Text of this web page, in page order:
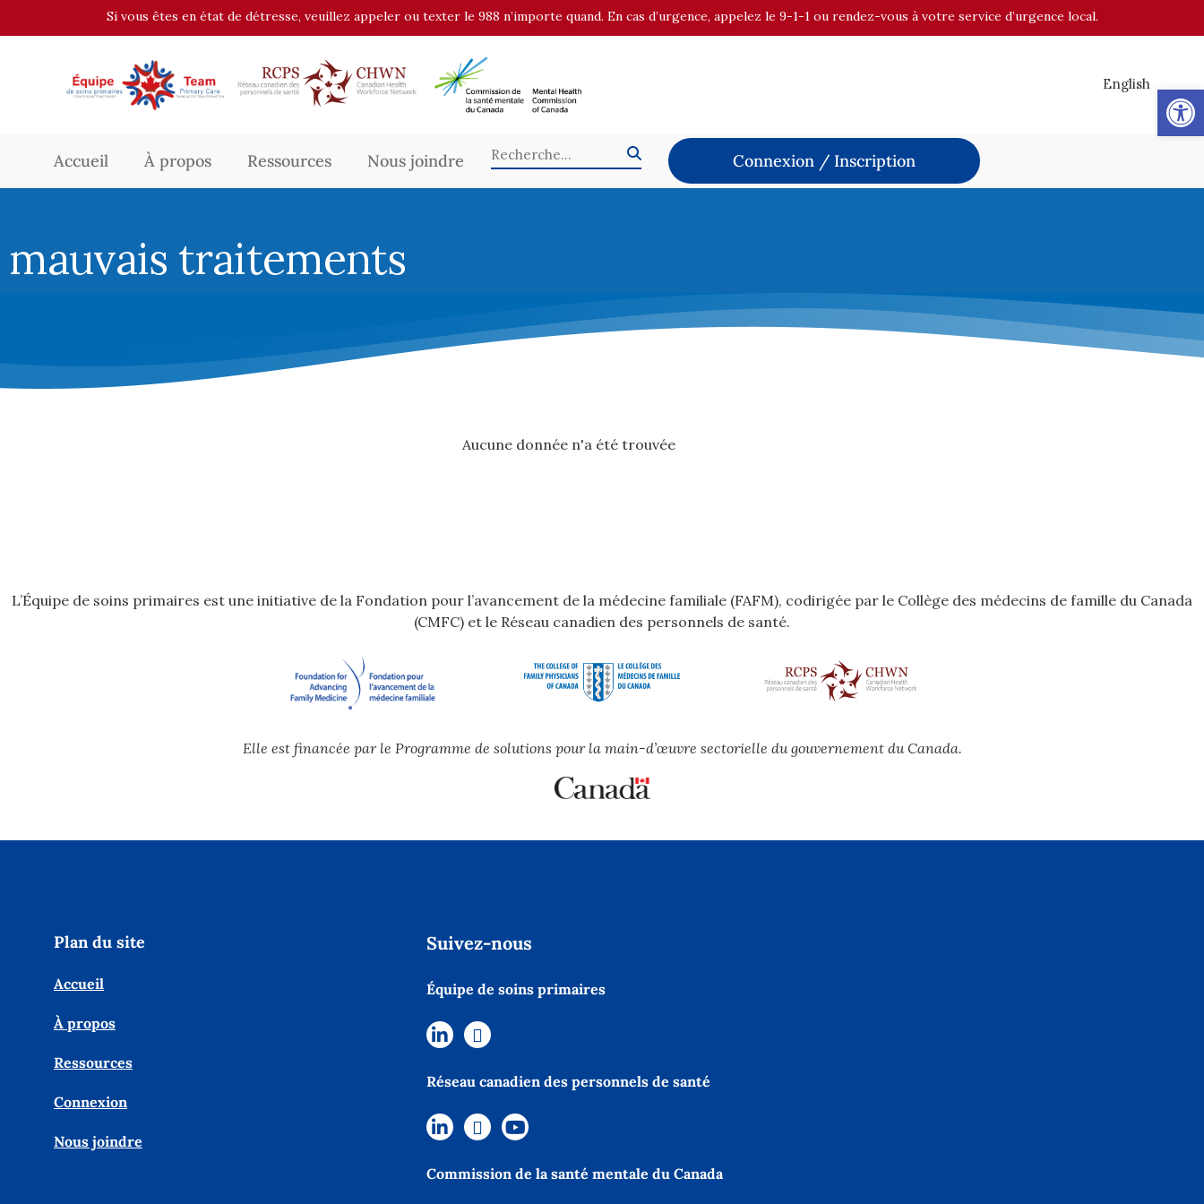
Si vous êtes en état de détresse, veuillez appeler ou texter le 988 n’importe quand. En cas d’urgence, appelez le 9-1-1 ou rendez-vous à votre service d’urgence local.
English
Accueil À propos Ressources Nous joindre Connexion / Inscription
mauvais traitements
Aucune donnée n'a été trouvée
L’Équipe de soins primaires est une initiative de la Fondation pour l’avancement de la médecine familiale (FAFM), codirigée par le Collège des médecins de famille du Canada
(CMFC) et le Réseau canadien des personnels de santé.
Elle est financée par le Programme de solutions pour la main-d’œuvre sectorielle du gouvernement du Canada.
Plan du site
Accueil
À propos
Ressources
Connexion
Nous joindre
Suivez-nous
Équipe de soins primaires
Réseau canadien des personnels de santé
Commission de la santé mentale du Canada